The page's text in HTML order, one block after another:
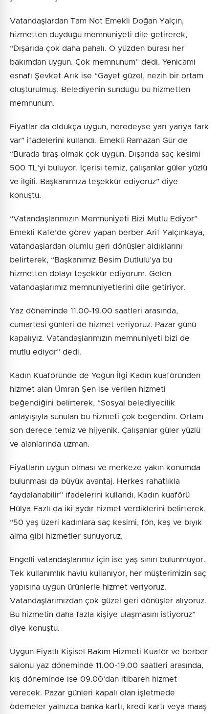
Vatandaşlardan Tam Not Emekli Doğan Yalçın,
hizmetten duyduğu memnuniyeti dile getirerek,
“Dışarıda çok daha pahalı. O yüzden burası her
bakımdan uygun. Çok memnunum” dedi. Yenicami
esnafı Şevket Arık ise “Gayet güzel, nezih bir ortam
oluşturulmuş. Belediyenin sunduğu bu hizmetten
memnunum.
Fiyatlar da oldukça uygun, neredeyse yarı yarıya fark
var” ifadelerini kullandı. Emekli Ramazan Gür de
“Burada tıraş olmak çok uygun. Dışarıda saç kesimi
500 TL’yi buluyor. İçerisi temiz, çalışanlar güler yüzlü
ve ilgili. Başkanımıza teşekkür ediyoruz” diye
konuştu.
“Vatandaşlarımızın Memnuniyeti Bizi Mutlu Ediyor”
Emekli Kafe’de görev yapan berber Arif Yalçınkaya,
vatandaşlardan olumlu geri dönüşler aldıklarını
belirterek, “Başkanımız Besim Dutlulu’ya bu
hizmetten dolayı teşekkür ediyorum. Gelen
vatandaşlarımız memnuniyetlerini dile getiriyor.
Yaz döneminde 11.00-19.00 saatleri arasında,
cumartesi günleri de hizmet veriyoruz. Pazar günü
kapalıyız. Vatandaşlarımızın memnuniyeti bizi de
mutlu ediyor” dedi.
Kadın Kuaföründe de Yoğun İlgi Kadın kuaföründen
hizmet alan Ümran Şen ise verilen hizmeti
beğendiğini belirterek, “Sosyal belediyecilik
anlayışıyla sunulan bu hizmeti çok beğendim. Ortam
son derece temiz ve hijyenik. Çalışanlar güler yüzlü
ve alanlarında uzman.
Fiyatların uygun olması ve merkeze yakın konumda
bulunması da büyük avantaj. Herkes rahatlıkla
faydalanabilir” ifadelerini kullandı. Kadın kuaförü
Hülya Fazlı da iki aydır hizmet verdiklerini belirterek,
“50 yaş üzeri kadınlara saç kesimi, fön, kaş ve bıyık
alma gibi hizmetler sunuyoruz.
Engelli vatandaşlarımız için ise yaş sınırı bulunmuyor.
Tek kullanımlık havlu kullanıyor, her müşterimizin saç
yapısına uygun ürünlerle hizmet veriyoruz.
Vatandaşlarımızdan çok güzel geri dönüşler alıyoruz.
Bu hizmetin daha fazla kişiye ulaşmasını istiyoruz”
diye konuştu.
Uygun Fiyatlı Kişisel Bakım Hizmeti Kuaför ve berber
salonu yaz döneminde 11.00-19.00 saatleri arasında,
kış döneminde ise 09.00’dan itibaren hizmet
verecek. Pazar günleri kapalı olan işletmede
ödemeler yalnızca banka kartı, kredi kartı veya maaş